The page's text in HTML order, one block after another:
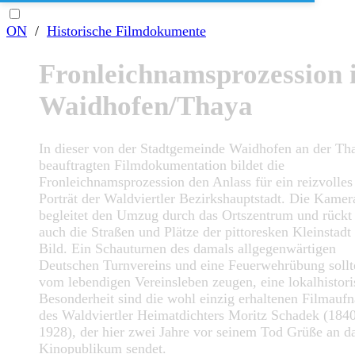
ON / Historische Filmdokumente
Fronleichnamsprozession
Waidhofen/Thaya
In dieser von der Stadtgemeinde Waidhofen an der
beauftragten Filmdokumentation bildet die
Fronleichnamsprozession den Anlass für ein reizvolles
Porträt der Waldviertler Bezirkshauptstadt. Die
begleitet den Umzug durch das Ortszentrum und
auch die Straßen und Plätze der pittoresken Kleinstadt
Bild. Ein Schauturnen des damals allgegenwärtigen
Deutschen Turnvereins und eine Feuerwehrübung
vom lebendigen Vereinsleben zeugen, eine
Besonderheit sind die wohl einzig erhaltenen
des Waldviertler Heimatdichters Moritz Schadek
1928), der hier zwei Jahre vor seinem Tod Grüße an
Kinopublikum sendet.